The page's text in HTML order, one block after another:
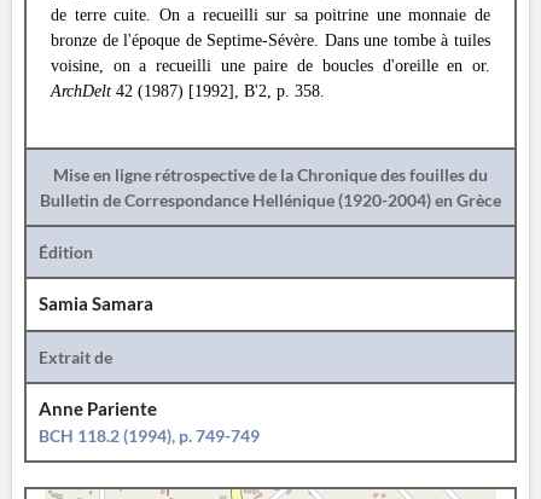
de terre cuite. On a recueilli sur sa poitrine une monnaie de
bronze de l'époque de Septime-Sévère. Dans une tombe à tuiles
voisine, on a recueilli une paire de boucles d'oreille en or.
ArchDelt 42 (1987) [1992], B'2, p. 358.
Mise en ligne rétrospective de la Chronique des fouilles du
Bulletin de Correspondance Hellénique (1920-2004) en Grèce
Édition
Samia Samara
Extrait de
Anne Pariente
BCH 118.2 (1994), p. 749-749